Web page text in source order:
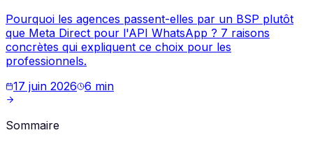
Pourquoi les agences passent-elles par un BSP plutôt
que Meta Direct pour l'API WhatsApp ? 7 raisons
concrètes qui expliquent ce choix pour les
professionnels.
17 juin 2026 6 min
Sommaire